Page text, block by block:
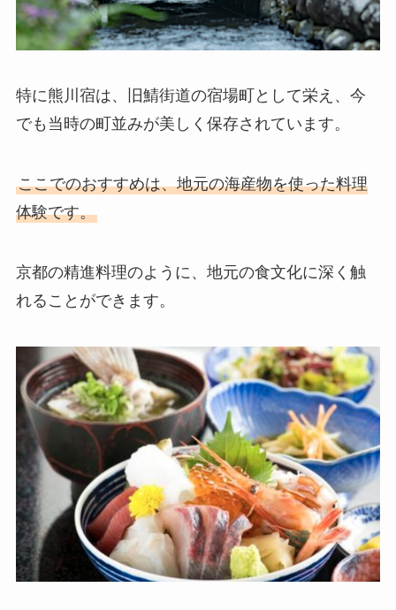
特に熊川宿は、旧鯖街道の宿場町として栄え、今
でも当時の町並みが美しく保存されています。
ここでのおすすめは、地元の海産物を使った料理
体験です。
京都の精進料理のように、地元の食文化に深く触
れることができます。